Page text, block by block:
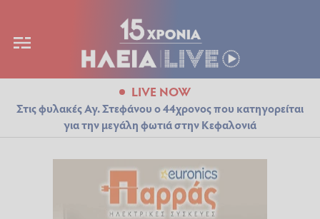
LIVE NOW
Στις φυλακές Αγ. Στεφάνου ο 44χρονος που κατηγορείται
για την μεγάλη φωτιά στην Κεφαλονιά